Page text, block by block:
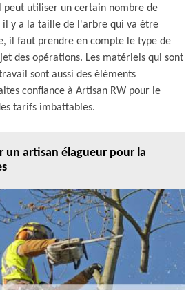
peut utiliser un certain nombre de
y a la taille de l'arbre qui va être
il faut prendre en compte le type de
des opérations. Les matériels qui sont
sont aussi des éléments
confiance à Artisan RW pour le
tarifs imbattables.
un artisan élagueur pour la